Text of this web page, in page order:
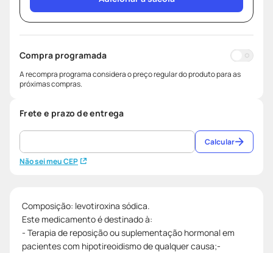
Compra programada
A recompra programa considera o preço regular do produto para as
próximas compras.
Frete e prazo de entrega
Não sei meu CEP
Calcular
Composição: levotiroxina sódica.
Este medicamento é destinado à:
- Terapia de reposição ou suplementação hormonal em
pacientes com hipotireoidismo de qualquer causa;-